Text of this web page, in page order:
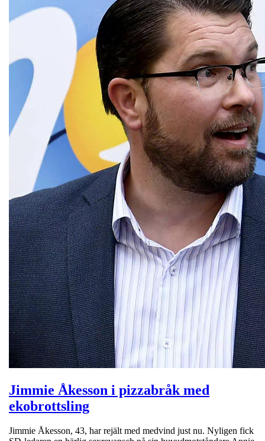
Jimmie Åkesson i pizzabråk med
ekobrottsling
Jimmie Åkesson, 43, har rejält med medvind just nu. Nyligen fick